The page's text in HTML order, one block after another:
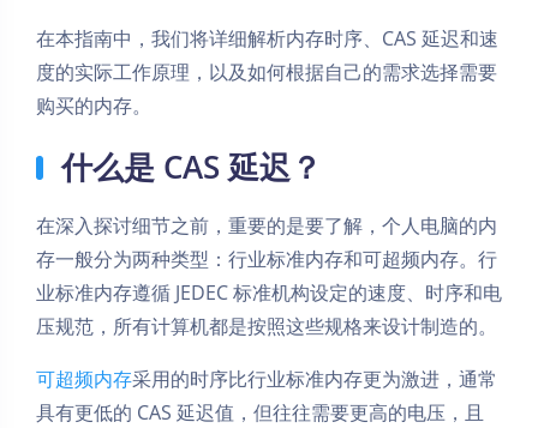
在本指南中，我们将详细解析内存时序、CAS 延迟和速
度的实际工作原理，以及如何根据自己的需求选择需要
购买的内存。
什么是 CAS 延迟？
在深入探讨细节之前，重要的是要了解，个人电脑的内
存一般分为两种类型：行业标准内存和可超频内存。行
业标准内存遵循 JEDEC 标准机构设定的速度、时序和电
压规范，所有计算机都是按照这些规格来设计制造的。
可超频内存采用的时序比行业标准内存更为激进，通常
具有更低的 CAS 延迟值，但往往需要更高的电压，且